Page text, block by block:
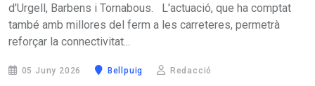
d'Urgell, Barbens i Tornabous. L'actuació, que ha comptat
també amb millores del ferm a les carreteres, permetrà
reforçar la connectivitat...
05 Juny 2026 Bellpuig Redacció